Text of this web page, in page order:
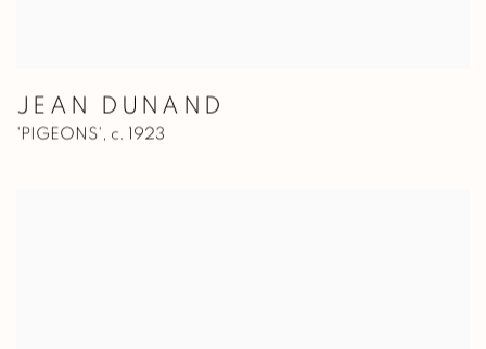
JEAN DUNAND
'PIGEONS', c. 1923